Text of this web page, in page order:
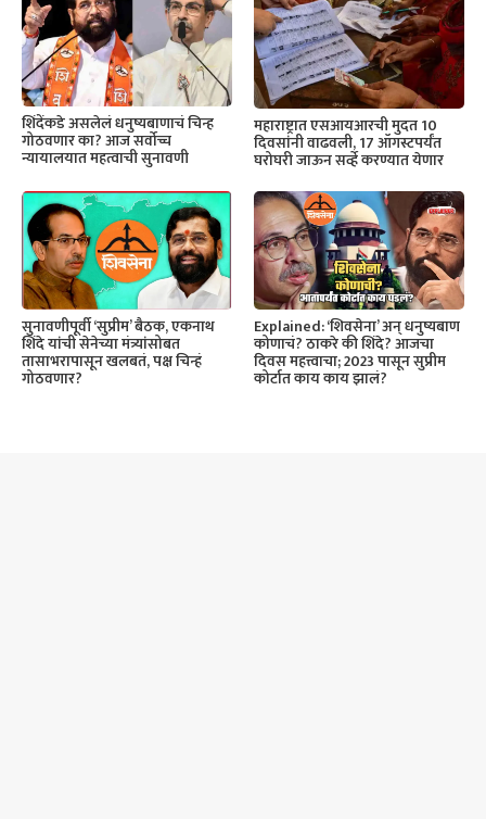
शिंदेंकडे असलेलं धनुष्यबाणाचं चिन्ह
गोठवणार का? आज सर्वोच्च
न्यायालयात महत्वाची सुनावणी
महाराष्ट्रात एसआयआरची मुदत 10
दिवसांनी वाढवली, 17 ऑगस्टपर्यंत
घरोघरी जाऊन सर्व्हे करण्यात येणार
सुनावणीपूर्वी ‘सुप्रीम’ बैठक, एकनाथ
शिंदे यांची सेनेच्या मंत्र्यांसोबत
तासाभरापासून खलबतं, पक्ष चिन्हं
गोठवणार?
Explained: ‘शिवसेना’ अन् धनुष्यबाण
कोणाचं? ठाकरे की शिंदे? आजचा
दिवस महत्त्वाचा; 2023 पासून सुप्रीम
कोर्टात काय काय झालं?